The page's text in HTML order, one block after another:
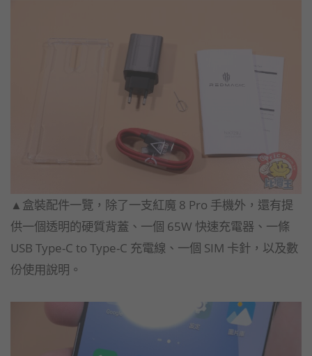
▲盒裝配件一覽，除了一支紅魔 8 Pro 手機外，還有提
供一個透明的硬質背蓋、一個 65W 快速充電器、一條
USB Type-C to Type-C 充電線、一個 SIM 卡針，以及數
份使用說明。